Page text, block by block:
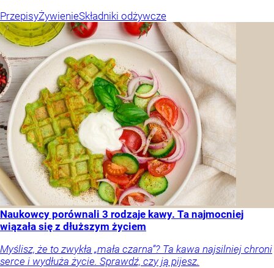
PrzepisyŻywienieSkładniki odżywcze
Naukowcy porównali 3 rodzaje kawy. Ta najmocniej
wiązała się z dłuższym życiem
Myślisz, że to zwykła „mała czarna”? Ta kawa najsilniej chroni
serce i wydłuża życie. Sprawdź, czy ją pijesz.